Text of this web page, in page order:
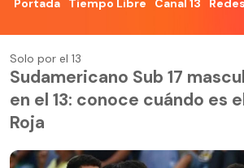
Portada Tiempo Libre Canal 13
Solo por el 13
Sudamericano Sub 17
en el 13: conoce cuándo es
Roja